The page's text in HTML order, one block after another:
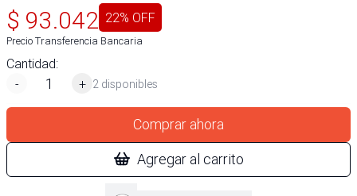
$ 93.042 22% OFF
Precio Transferencia Bancaria
Cantidad:
-
+ 2 disponibles
Comprar ahora
Agregar al carrito